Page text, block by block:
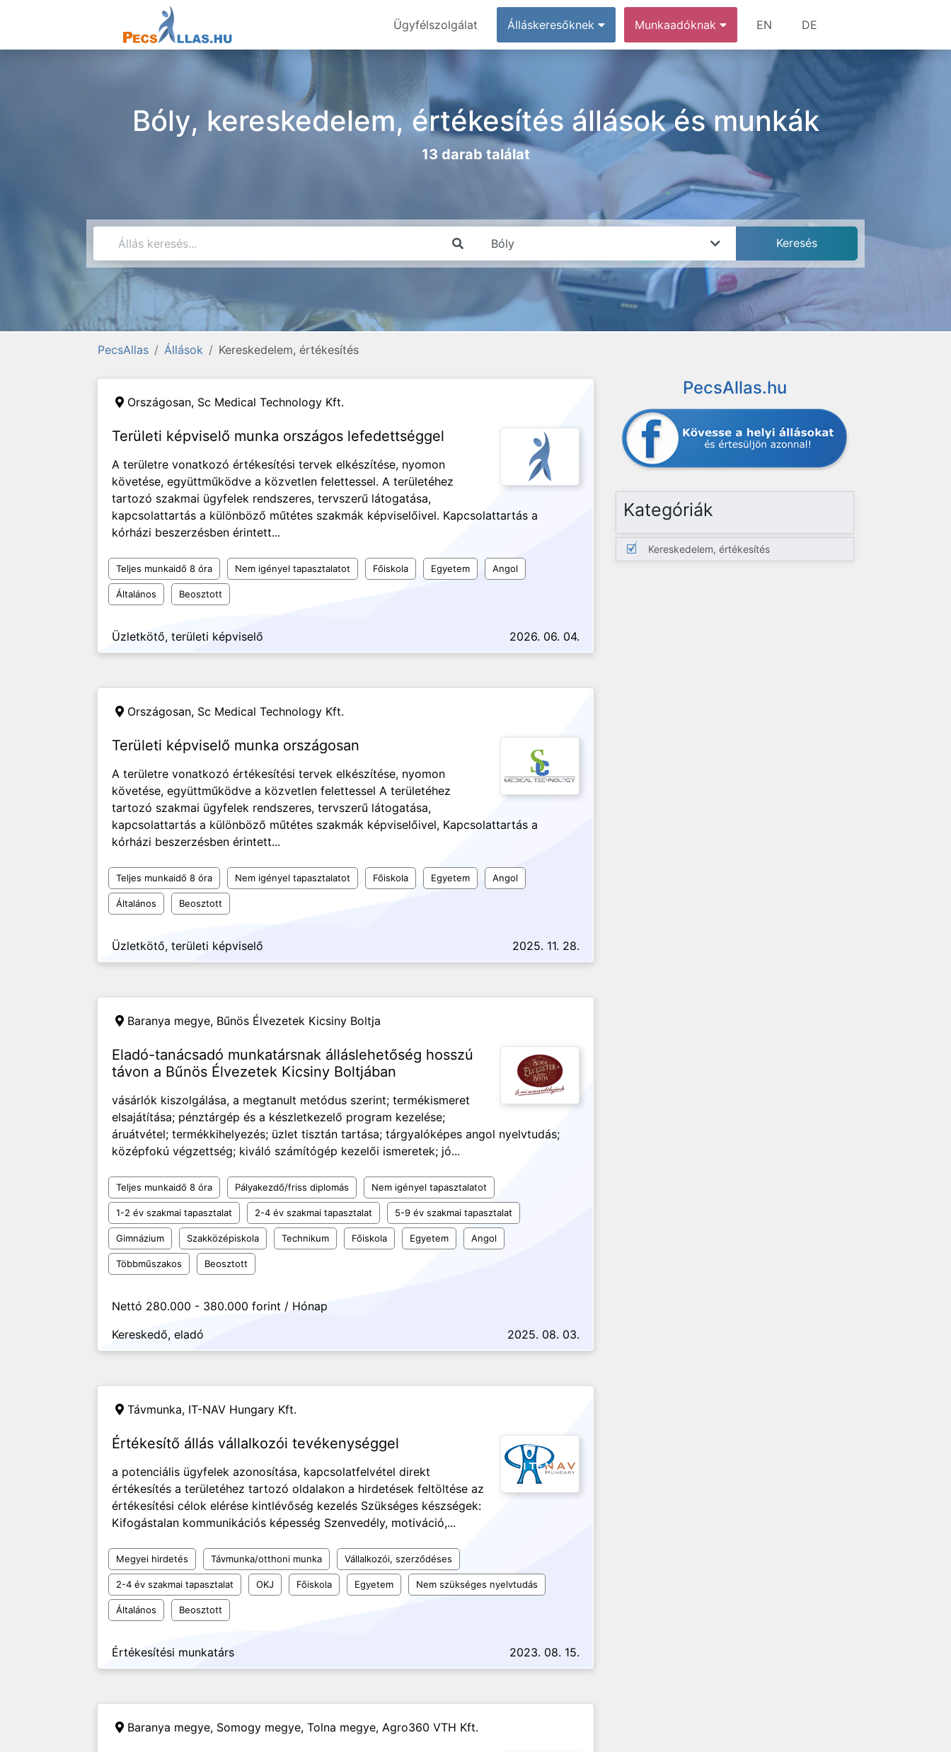
Ügyfélszolgálat Álláskeresőknek Munkaadóknak EN DE
Bóly, kereskedelem, értékesítés állások és munkák
13 darab találat
PecsAllas Állások Kereskedelem, értékesítés
Országosan, Sc Medical Technology Kft.
Területi képviselő munka országos lefedettséggel
A területre vonatkozó értékesítési tervek elkészítése, nyomon
követése, együttműködve a közvetlen felettessel. A területéhez
tartozó szakmai ügyfelek rendszeres, tervszerű látogatása,
kapcsolattartás a különböző műtétes szakmák képviselőivel. Kapcsolattartás a
kórházi beszerzésben érintett...
Teljes munkaidő 8 óra Nem igényel tapasztalatot Főiskola Egyetem Angol
Általános Beosztott
Üzletkötő, területi képviselő 2026. 06. 04.
Országosan, Sc Medical Technology Kft.
Területi képviselő munka országosan
A területre vonatkozó értékesítési tervek elkészítése, nyomon
követése, együttműködve a közvetlen felettessel A területéhez
tartozó szakmai ügyfelek rendszeres, tervszerű látogatása,
kapcsolattartás a különböző műtétes szakmák képviselőivel, Kapcsolattartás a
kórházi beszerzésben érintett...
Teljes munkaidő 8 óra Nem igényel tapasztalatot Főiskola Egyetem Angol
Általános Beosztott
Üzletkötő, területi képviselő 2025. 11. 28.
Baranya megye, Bűnös Élvezetek Kicsiny Boltja
Eladó-tanácsadó munkatársnak álláslehetőség hosszú
távon a Bűnös Élvezetek Kicsiny Boltjában
vásárlók kiszolgálása, a megtanult metódus szerint; termékismeret
elsajátítása; pénztárgép és a készletkezelő program kezelése;
áruátvétel; termékkihelyezés; üzlet tisztán tartása; tárgyalóképes angol nyelvtudás;
középfokú végzettség; kiváló számítógép kezelői ismeretek; jó...
Teljes munkaidő 8 óra Pályakezdő/friss diplomás Nem igényel tapasztalatot
1-2 év szakmai tapasztalat 2-4 év szakmai tapasztalat 5-9 év szakmai tapasztalat
Gimnázium Szakközépiskola Technikum Főiskola Egyetem Angol
Többműszakos Beosztott
Nettó 280.000 - 380.000 forint / Hónap
Kereskedő, eladó
2025. 08. 03.
Távmunka, IT-NAV Hungary Kft.
Értékesítő állás vállalkozói tevékenységgel
a potenciális ügyfelek azonosítása, kapcsolatfelvétel direkt
értékesítés a területéhez tartozó oldalakon a hirdetések feltöltése az
értékesítési célok elérése kintlévőség kezelés Szükséges készségek:
Kifogástalan kommunikációs képesség Szenvedély, motiváció,...
Megyei hirdetés Távmunka/otthoni munka Vállalkozói, szerződéses
2-4 év szakmai tapasztalat OKJ Főiskola Egyetem Nem szükséges nyelvtudás
Általános Beosztott
Értékesítési munkatárs 2023. 08. 15.
Baranya megye, Somogy megye, Tolna megye, Agro360 VTH Kft.
PecsAllas.hu
Kategóriák
Kereskedelem, értékesítés